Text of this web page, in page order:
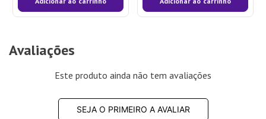
Avaliações
Este produto ainda não tem avaliações
SEJA O PRIMEIRO A AVALIAR